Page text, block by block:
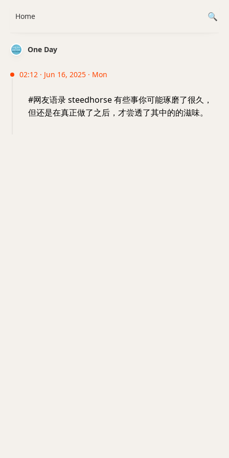
One Day
02:12 · Jun 16, 2025 · Mon
#网友语录 steedhorse 有些事你可能琢磨了很久，
但还是在真正做了之后，才尝透了其中的的滋味。
Home